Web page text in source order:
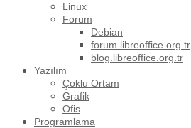
Linux
Forum
Debian
forum.libreoffice.org.tr
blog.libreoffice.org.tr
Yazılım
Çoklu Ortam
Grafik
Ofis
Programlama